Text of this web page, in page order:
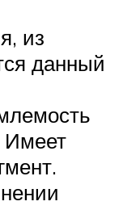
из
данный
Имеет